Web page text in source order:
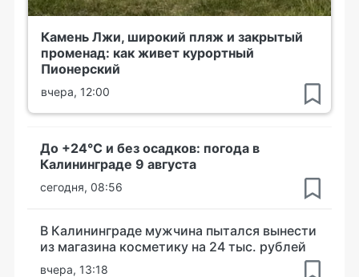
Камень Лжи, широкий пляж и закрытый
променад: как живет курортный
Пионерский
вчера, 12:00
До +24°С и без осадков: погода в
Калининграде 9 августа
сегодня, 08:56
В Калининграде мужчина пытался вынести
из магазина косметику на 24 тыс. рублей
вчера, 13:18